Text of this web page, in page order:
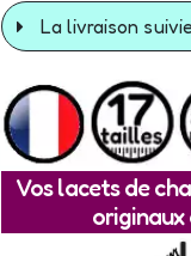
La livraison
Vos lacets de
originaux